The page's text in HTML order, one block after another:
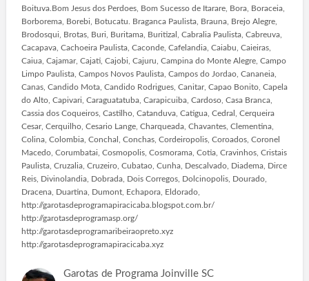
Boituva.Bom Jesus dos Perdoes, Bom Sucesso de Itarare, Bora, Boraceia,
Borborema, Borebi, Botucatu. Braganca Paulista, Brauna, Brejo Alegre,
Brodosqui, Brotas, Buri, Buritama, Buritizal, Cabralia Paulista, Cabreuva,
Cacapava, Cachoeira Paulista, Caconde, Cafelandia, Caiabu, Caieiras,
Caiua, Cajamar, Cajati, Cajobi, Cajuru, Campina do Monte Alegre, Campo
Limpo Paulista, Campos Novos Paulista, Campos do Jordao, Cananeia,
Canas, Candido Mota, Candido Rodrigues, Canitar, Capao Bonito, Capela
do Alto, Capivari, Caraguatatuba, Carapicuiba, Cardoso, Casa Branca,
Cassia dos Coqueiros, Castilho, Catanduva, Catigua, Cedral, Cerqueira
Cesar, Cerquilho, Cesario Lange, Charqueada, Chavantes, Clementina,
Colina, Colombia, Conchal, Conchas, Cordeiropolis, Coroados, Coronel
Macedo, Corumbatai, Cosmopolis, Cosmorama, Cotia, Cravinhos, Cristais
Paulista, Cruzalia, Cruzeiro, Cubatao, Cunha, Descalvado, Diadema, Dirce
Reis, Divinolandia, Dobrada, Dois Corregos, Dolcinopolis, Dourado,
Dracena, Duartina, Dumont, Echapora, Eldorado,
http://garotasdeprogramapiracicaba.blogspot.com.br/
http://garotasdeprogramasp.org/
http://garotasdeprogramaribeiraopreto.xyz
http://garotasdeprogramapiracicaba.xyz
Garotas de Programa Joinville SC